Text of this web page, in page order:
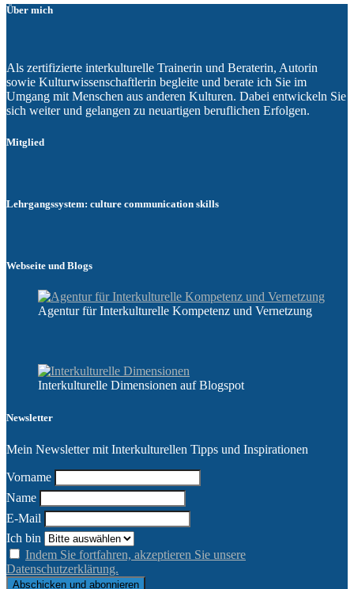
Über mich
Als zertifizierte interkulturelle Trainerin und Beraterin, Autorin
sowie Kulturwissenschaftlerin begleite und berate ich Sie im
Umgang mit Menschen aus anderen Kulturen. Dabei entwickeln Sie
sich weiter und gelangen zu neuartigen beruflichen Erfolgen.
Mitglied
Lehrgangssystem: culture communication skills
Webseite und Blogs
Agentur für Interkulturelle Kompetenz und Vernetzung
Interkulturelle Dimensionen auf Blogspot
Newsletter
Mein Newsletter mit Interkulturellen Tipps und Inspirationen
Vorname
Name
E-Mail
Ich bin
Indem Sie fortfahren, akzeptieren Sie unsere
Datenschutzerklärung.